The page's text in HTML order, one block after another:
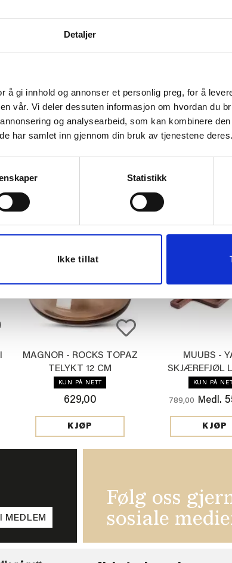
Detaljer
å gi innhold og annonser et personlig preg, for å
vår. Vi deler dessuten informasjon om hvordan du
og analysearbeid, som kan kombinere
har samlet inn gjennom din bruk av tjenestene deres.
Statistikk
Ikke tillat
Materiale:
Last ned bilde
MAGNOR - ROCKS TOPAZ
TELYKT 12 CM
KUN PÅ NETT
629,00
KJØP
30%
MUUBS -
SKJÆREFJØL
KUN PÅ
789,00 Medl.
KJØP
MEDLEM
Følg oss
sosiale